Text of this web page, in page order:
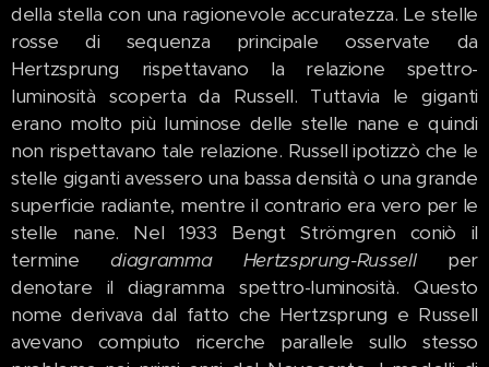
della stella con una ragionevole accuratezza. Le stelle
rosse di sequenza principale osservate da
Hertzsprung rispettavano la relazione spettro-
luminosità scoperta da Russell. Tuttavia le giganti
erano molto più luminose delle stelle nane e quindi
non rispettavano tale relazione. Russell ipotizzò che le
stelle giganti avessero una bassa densità o una grande
superficie radiante, mentre il contrario era vero per le
stelle nane. Nel 1933 Bengt Strömgren coniò il
terminediagramma Hertzsprung-Russellper
denotare il diagramma spettro-luminosità. Questo
nome derivava dal fatto che Hertzsprung e Russell
avevano compiuto ricerche parallele sullo stesso